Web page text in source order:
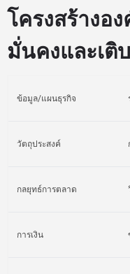
โครงสร้างอ
มั่นคงและเติ
ข้อมูล/แผนธุรกิจ
วัตถุประสงค์
กลยุทธ์การตลาด
การเงิน